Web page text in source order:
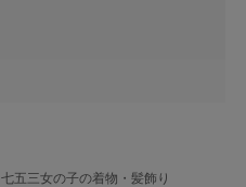
七五三女の子の着物・髪飾り